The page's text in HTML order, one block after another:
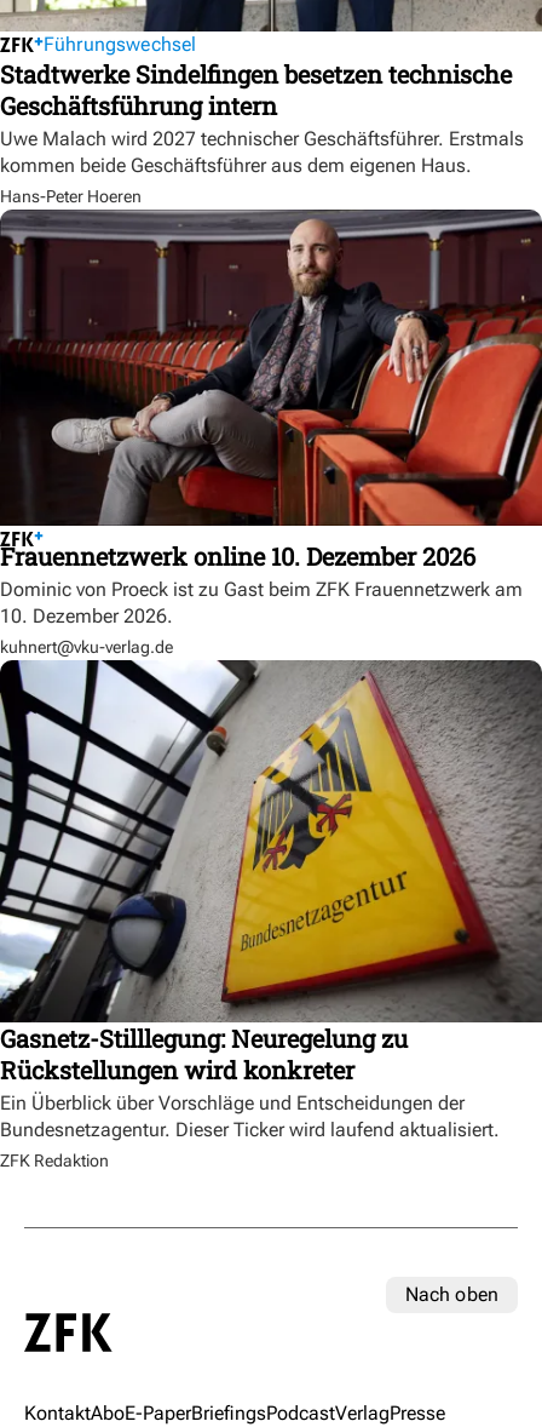
Führungswechsel
Stadtwerke Sindelfingen besetzen technische
Geschäftsführung intern
Uwe Malach wird 2027 technischer Geschäftsführer. Erstmals
kommen beide Geschäftsführer aus dem eigenen Haus.
Hans-Peter Hoeren
Frauennetzwerk online 10. Dezember 2026
Dominic von Proeck ist zu Gast beim ZFK Frauennetzwerk am
10. Dezember 2026.
kuhnert@vku-verlag.de
Gasnetz-Stilllegung: Neuregelung zu
Rückstellungen wird konkreter
Ein Überblick über Vorschläge und Entscheidungen der
Bundesnetzagentur. Dieser Ticker wird laufend aktualisiert.
ZFK Redaktion
Nach oben
KontaktAboE-PaperBriefingsPodcastVerlagPresse